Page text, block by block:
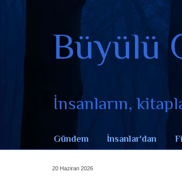
Büyülü
İnsanların,
Gündem İnsanlar'dan
20 Haziran 2026